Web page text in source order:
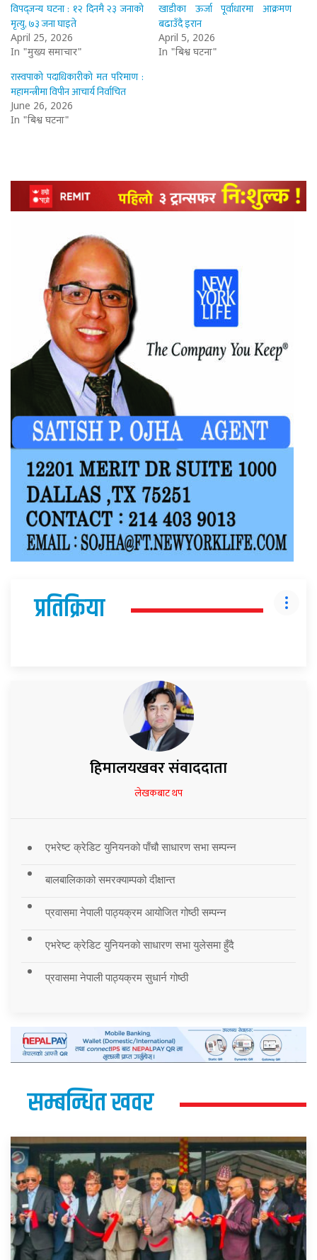
विपद्जन्य घटना : १२ दिनमै २३ जनाको
मृत्यु, ७३ जना घाइते
April 25, 2026
In "मुख्य समाचार"
खाडीका ऊर्जा पूर्वाधारमा आक्रमण
बढाउँदै इरान
April 5, 2026
In "बिश्व घटना"
रास्वपाको पदाधिकारीको मत परिमाण :
महामन्त्रीमा विपीन आचार्य निर्वाचित
June 26, 2026
In "बिश्व घटना"
प्रतिक्रिया
हिमालयखवर संवाददाता
लेखकबाट थप
एभरेष्ट क्रेडिट युनियनको पाँचौ साधारण सभा सम्पन्न
बालबालिकाको समरक्याम्पको दीक्षान्त
प्रवासमा नेपाली पाठ्यक्रम आयोजित गोष्ठी सम्पन्न
एभरेष्ट क्रेडिट युनियनको साधारण सभा युलेसमा हुँदै
प्रवासमा नेपाली पाठ्यक्रम सुधार्न गोष्ठी
सम्बन्धित खवर